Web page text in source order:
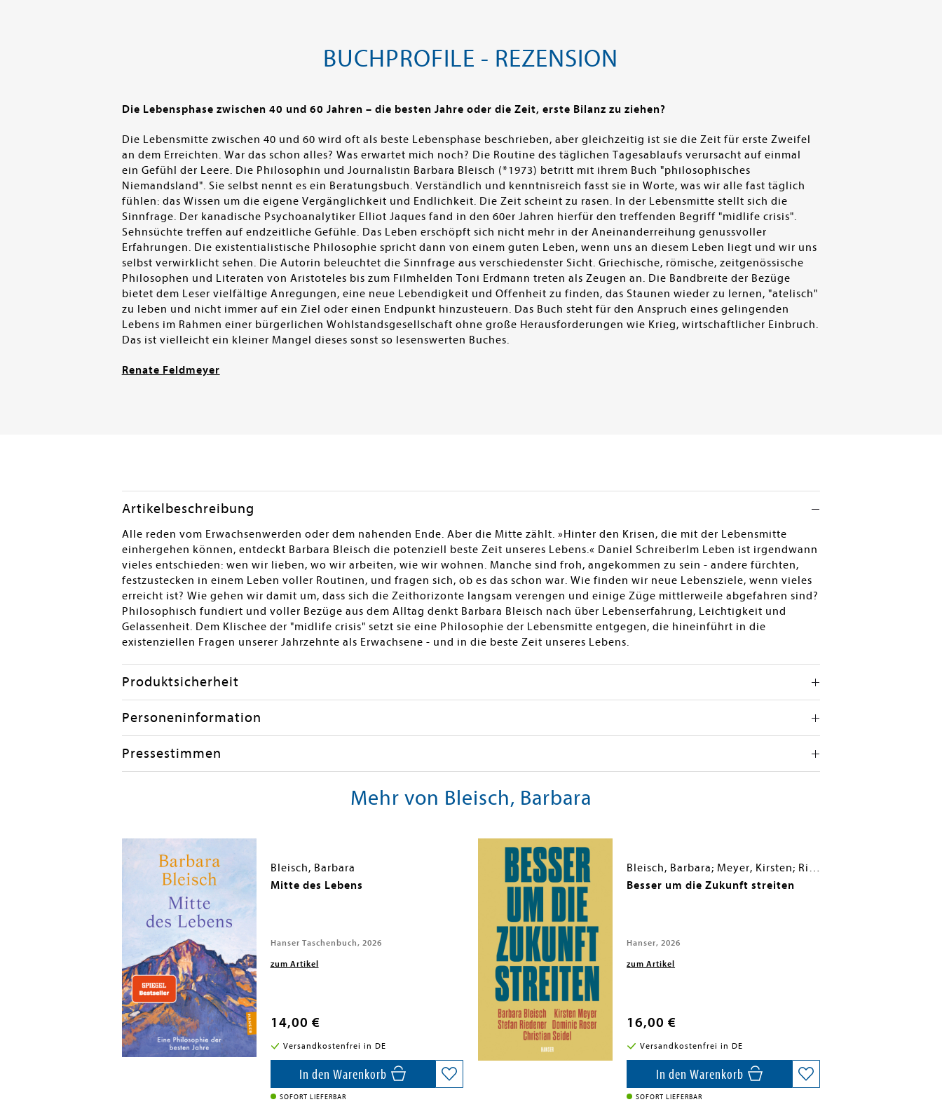
BUCHPROFILE - REZENSION
Die Lebensphase zwischen 40 und 60 Jahren – die besten Jahre oder die Zeit, erste Bilanz zu ziehen?
Die Lebensmitte zwischen 40 und 60 wird oft als beste Lebensphase beschrieben, aber gleichzeitig ist sie die Zeit für erste Zweifel
an dem Erreichten. War das schon alles? Was erwartet mich noch? Die Routine des täglichen Tagesablaufs verursacht auf einmal
ein Gefühl der Leere. Die Philosophin und Journalistin Barbara Bleisch (*1973) betritt mit ihrem Buch "philosophisches
Niemandsland". Sie selbst nennt es ein Beratungsbuch. Verständlich und kenntnisreich fasst sie in Worte, was wir alle fast täglich
fühlen: das Wissen um die eigene Vergänglichkeit und Endlichkeit. Die Zeit scheint zu rasen. In der Lebensmitte stellt sich die
Sinnfrage. Der kanadische Psychoanalytiker Elliot Jaques fand in den 60er Jahren hierfür den treffenden Begriff "midlife crisis".
Sehnsüchte treffen auf endzeitliche Gefühle. Das Leben erschöpft sich nicht mehr in der Aneinanderreihung genussvoller
Erfahrungen. Die existentialistische Philosophie spricht dann von einem guten Leben, wenn uns an diesem Leben liegt und wir uns
selbst verwirklicht sehen. Die Autorin beleuchtet die Sinnfrage aus verschiedenster Sicht. Griechische, römische, zeitgenössische
Philosophen und Literaten von Aristoteles bis zum Filmhelden Toni Erdmann treten als Zeugen an. Die Bandbreite der Bezüge
bietet dem Leser vielfältige Anregungen, eine neue Lebendigkeit und Offenheit zu finden, das Staunen wieder zu lernen, "atelisch"
zu leben und nicht immer auf ein Ziel oder einen Endpunkt hinzusteuern. Das Buch steht für den Anspruch eines gelingenden
Lebens im Rahmen einer bürgerlichen Wohlstandsgesellschaft ohne große Herausforderungen wie Krieg, wirtschaftlicher Einbruch.
Das ist vielleicht ein kleiner Mangel dieses sonst so lesenswerten Buches.
Renate Feldmeyer
Artikelbeschreibung
Alle reden vom Erwachsenwerden oder dem nahenden Ende. Aber die Mitte zählt. »Hinter den Krisen, die mit der Lebensmitte
einhergehen können, entdeckt Barbara Bleisch die potenziell beste Zeit unseres Lebens.« Daniel SchreiberIm Leben ist irgendwann
vieles entschieden: wen wir lieben, wo wir arbeiten, wie wir wohnen. Manche sind froh, angekommen zu sein - andere fürchten,
festzustecken in einem Leben voller Routinen, und fragen sich, ob es das schon war. Wie finden wir neue Lebensziele, wenn vieles
erreicht ist? Wie gehen wir damit um, dass sich die Zeithorizonte langsam verengen und einige Züge mittlerweile abgefahren sind?
Philosophisch fundiert und voller Bezüge aus dem Alltag denkt Barbara Bleisch nach über Lebenserfahrung, Leichtigkeit und
Gelassenheit. Dem Klischee der "midlife crisis" setzt sie eine Philosophie der Lebensmitte entgegen, die hineinführt in die
existenziellen Fragen unserer Jahrzehnte als Erwachsene - und in die beste Zeit unseres Lebens.
Produktsicherheit
Personeninformation
Pressestimmen
Mehr von Bleisch, Barbara
Bleisch, Barbara
Mitte des Lebens
Hanser Taschenbuch, 2026
zum Artikel
14,00 €
Versandkostenfrei in DE
In den Warenkorb
SOFORT LIEFERBAR
Bleisch, Barbara; Meyer, Kirsten; Riedener, Stefan; Roser, Dominic; Seidel, Christian
Besser um die Zukunft streiten
Hanser, 2026
zum Artikel
16,00 €
Versandkostenfrei in DE
In den Warenkorb
SOFORT LIEFERBAR